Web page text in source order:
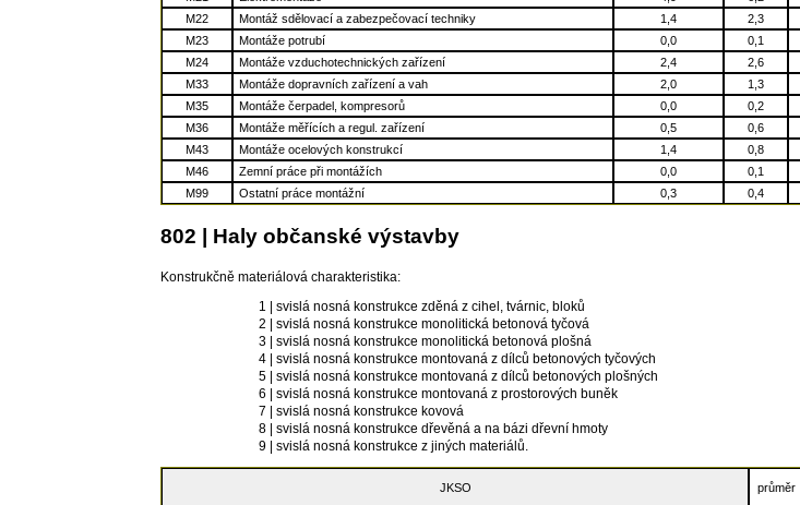
M22
Montáž sdělovací a zabezpečovací techniky 1,4 2,3
M23
Montáže potrubí 0,0 0,1
M24
Montáže vzduchotechnických zařízení 2,4 2,6
M33
Montáže dopravních zařízení a vah 2,0 1,3
M35
Montáže čerpadel, kompresorů 0,0 0,2
M36
Montáže měřících a regul. zařízení 0,5 0,6
M43
Montáže ocelových konstrukcí 1,4 0,8
M46
Zemní práce při montážích 0,0 0,1
M99
Ostatní práce montážní 0,3 0,4
802 | Haly občanské výstavby
Konstrukčně materiálová charakteristika:
1 | svislá nosná konstrukce zděná z cihel, tvárnic, bloků
2 | svislá nosná konstrukce monolitická betonová tyčová
3 | svislá nosná konstrukce monolitická betonová plošná
4 | svislá nosná konstrukce montovaná z dílců betonových tyčových
5 | svislá nosná konstrukce montovaná z dílců betonových plošných
6 | svislá nosná konstrukce montovaná z prostorových buněk
7 | svislá nosná konstrukce kovová
8 | svislá nosná konstrukce dřevěná a na bázi dřevní hmoty
9 | svislá nosná konstrukce z jiných materiálů.
JKSO průměr